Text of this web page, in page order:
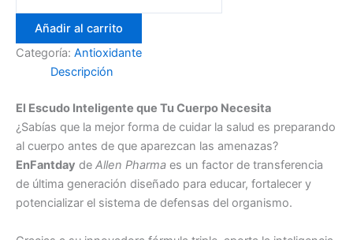
Añadir al carrito
Categoría: Antioxidante
Descripción
El Escudo Inteligente que Tu Cuerpo Necesita
¿Sabías que la mejor forma de cuidar la salud es preparando
al cuerpo antes de que aparezcan las amenazas?
EnFantday de Allen Pharma es un factor de transferencia
de última generación diseñado para educar, fortalecer y
potencializar el sistema de defensas del organismo.